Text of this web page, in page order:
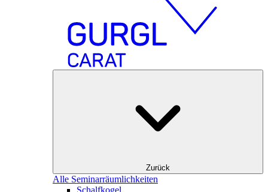
Zurück
Alle Seminarräumlichkeiten
Schalfkogel